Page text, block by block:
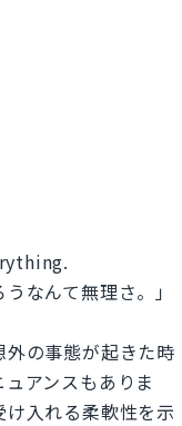
なんて無理さ。」
の事態が起きた時
アンスもありま
入れる柔軟性を示